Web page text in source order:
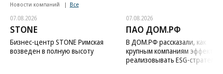
Новости компаний Все
07.08.2026
STONE
Бизнес-центр STONE Римская
возведен в полную высоту
07.08.2026
ПАО ДОМ.РФ
В ДОМ.РФ рассказали, как
крупным компаниям
реализовывать ESG-стратегию